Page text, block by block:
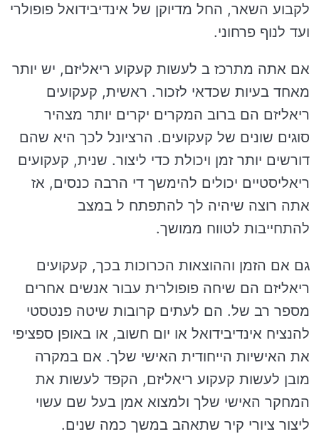
לקבוע השאר, החל מדיוקן של אינדיבידואל פופולרי
ועד לנוף פרחוני.
אם אתה מתרכז ב לעשות קעקוע ריאליזם, יש יותר
מאחד בעיות שכדאי לזכור. ראשית, קעקועים
ריאליזם הם ברוב המקרים יקרים יותר מצהיר
סוגים שונים של קעקועים. הרציונל לכך היא שהם
דורשים יותר זמן ויכולת כדי ליצור. שנית, קעקועים
ריאליסטיים יכולים להימשך די הרבה כנסים, אז
אתה רוצה שיהיה לך להתפתח ל במצב
להתחייבות לטווח ממושך.
גם אם הזמן וההוצאות הכרוכות בכך, קעקועים
ריאליזם הם שיחה פופולרית עבור אנשים אחרים
מספר רב של. הם לעתים קרובות שיטה פנטסטי
להנציח אינדיבידואל או יום חשוב, או באופן ספציפי
את האישיות הייחודית האישי שלך. אם במקרה
מובן לעשות קעקוע ריאליזם, הקפד לעשות את
המחקר האישי שלך ולמצוא אמן בעל שם עשוי
ליצור ציורי קיר שתאהב במשך כמה שנים.